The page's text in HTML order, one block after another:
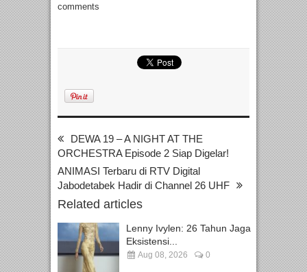
comments
DEWA 19 – A NIGHT AT THE
ORCHESTRA Episode 2 Siap Digelar!
ANIMASI Terbaru di RTV Digital
Jabodetabek Hadir di Channel 26 UHF
Related articles
Lenny Ivylen: 26 Tahun Jaga
Eksistensi...
Aug 08, 2026 0